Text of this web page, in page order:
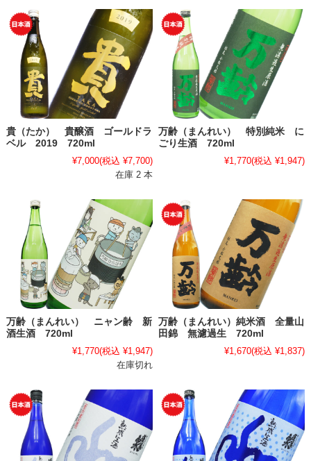
貴（たか） 貴醸酒 ゴールドラ
ベル 2019 720ml
¥7,000(税込 ¥7,700)
在庫 2 本
万齢（まんれい） 特別純米 に
ごり生酒 720ml
¥1,770(税込 ¥1,947)
万齢（まんれい） ニャン齢 新
酒生酒 720ml
¥1,770(税込 ¥1,947)
在庫切れ
万齢（まんれい）純米酒 全量山
田錦 無濾過生 720ml
¥1,670(税込 ¥1,837)